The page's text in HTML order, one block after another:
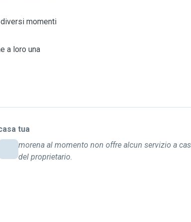
momenti
a loro una
tua
morena al momento non offre alcun servizio a
del proprietario.